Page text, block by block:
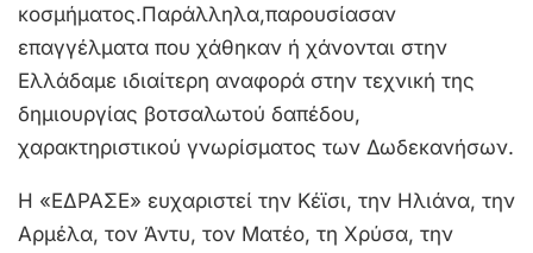
κοσμήματος.Παράλληλα,παρουσίασαν
επαγγέλματα που χάθηκαν ή χάνονται στην
Ελλάδαμε ιδιαίτερη αναφορά στην τεχνική της
δημιουργίας βοτσαλωτού δαπέδου,
χαρακτηριστικού γνωρίσματος των Δωδεκανήσων.
Η «ΕΔΡΑΣΕ» ευχαριστεί την Κέϊσι, την Ηλιάνα, την
Αρμέλα, τον Άντυ, τον Ματέο, τη Χρύσα, την